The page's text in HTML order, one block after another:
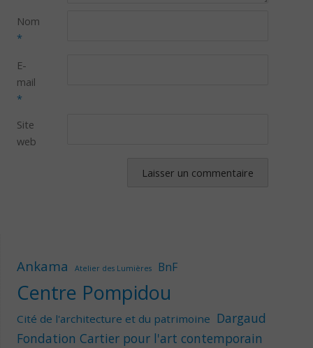
Nom
*
E-
mail
*
Site
web
Ankama Atelier des Lumières BnF
Centre Pompidou
Cité de l'architecture et du patrimoine Dargaud
Fondation Cartier pour l'art contemporain